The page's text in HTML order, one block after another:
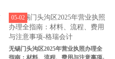
无锡门头沟区2025年营业执照办理全
指南：材料、流程、费用与注意事项-
05-02